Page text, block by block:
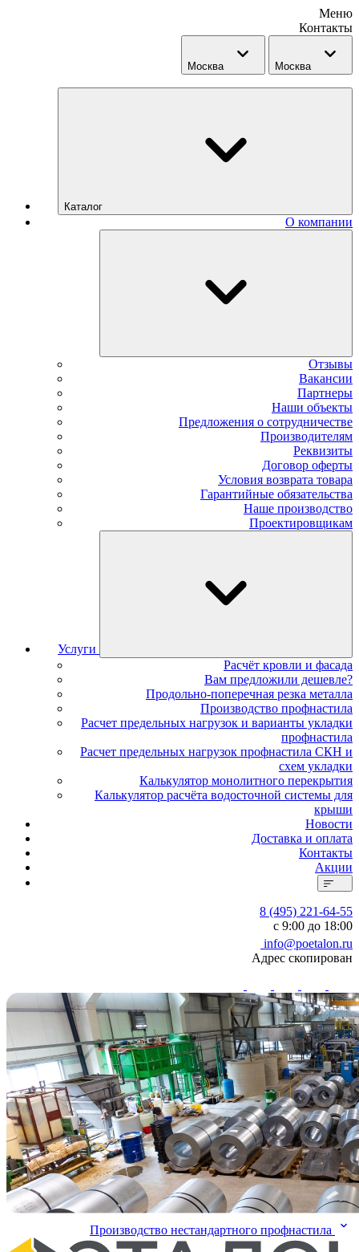
Меню
Контакты
Москва Москва
Каталог
О компании
Отзывы
Вакансии
Партнеры
Наши объекты
Предложения о сотрудничестве
Производителям
Реквизиты
Договор оферты
Условия возврата товара
Гарантийные обязательства
Наше производство
Проектировщикам
Услуги
Расчёт кровли и фасада
Вам предложили дешевле?
Продольно-поперечная резка металла
Производство профнастила
Расчет предельных нагрузок и варианты укладки
профнастила
Расчет предельных нагрузок профнастила СКН и
схем укладки
Калькулятор монолитного перекрытия
Калькулятор расчёта водосточной системы для
крыши
Новости
Доставка и оплата
Контакты
Акции
8 (495) 221-64-55
с 9:00 до 18:00
info@poetalon.ru
Адрес скопирован
Производство нестандартного профнастила